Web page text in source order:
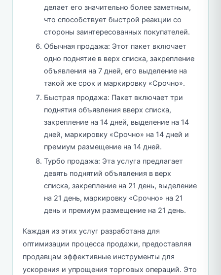
делает его значительно более заметным,
что способствует быстрой реакции со
стороны заинтересованных покупателей.
Обычная продажа: Этот пакет включает
одно поднятие в верх списка, закрепление
объявления на 7 дней, его выделение на
такой же срок и маркировку «Срочно».
Быстрая продажа: Пакет включает три
поднятия объявления вверх списка,
закрепление на 14 дней, выделение на 14
дней, маркировку «Срочно» на 14 дней и
премиум размещение на 14 дней.
Турбо продажа: Эта услуга предлагает
девять поднятий объявления в верх
списка, закрепление на 21 день, выделение
на 21 день, маркировку «Срочно» на 21
день и премиум размещение на 21 день.
Каждая из этих услуг разработана для
оптимизации процесса продажи, предоставляя
продавцам эффективные инструменты для
ускорения и упрощения торговых операций. Это